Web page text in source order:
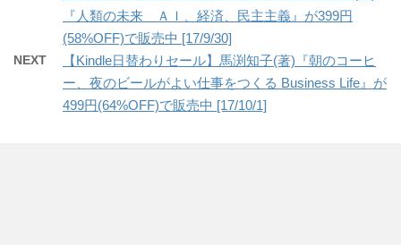
『人類の未来 ＡＩ、経済、民主主義』が399円
(58%OFF)で販売中 [17/9/30]
NEXT
【Kindle日替わりセール】馬渕知子(著)『朝のコーヒ
ー、夜のビールがよい仕事をつくる Business Life』が
499円(64%OFF)で販売中 [17/10/1]